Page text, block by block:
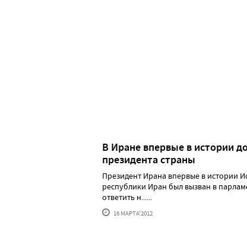
В Иране впервые в истории
президента страны
Президент Ирана впервые в истории
республики Иран был вызван в
ответить н......
16 МАРТА'2012